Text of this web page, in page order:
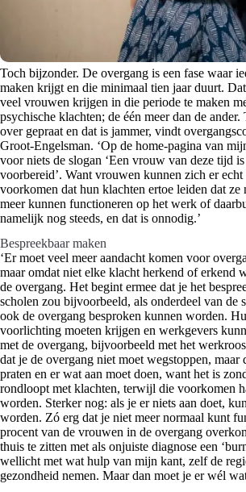
Toch bijzonder. De overgang is een fase waar
maken krijgt en die minimaal tien jaar duurt.
veel vrouwen krijgen in die periode te maken
psychische klachten; de één meer dan de
over gepraat en dat is jammer, vindt
Groot-Engelsman. ‘Op de home-pagina van
voor niets de slogan ‘Een vrouw van deze tijd
voorbereid’. Want vrouwen kunnen zich er
voorkomen dat hun klachten ertoe leiden dat
meer kunnen functioneren op het werk of
namelijk nog steeds, en dat is onnodig.’
Bespreekbaar maken
‘Er moet veel meer aandacht komen voor
maar omdat niet elke klacht herkend of erkend
de overgang. Het begint ermee dat je het
scholen zou bijvoorbeeld, als onderdeel van de
ook de overgang besproken kunnen worden.
voorlichting moeten krijgen en werkgevers
met de overgang, bijvoorbeeld met het
dat je de overgang niet moet wegstoppen, maar
praten en er wat aan moet doen, want het is
rondloopt met klachten, terwijl die voorkomen
worden. Sterker nog: als je er niets aan doet,
worden. Zó erg dat je niet meer normaal kunt
procent van de vrouwen in de overgang
thuis te zitten met als onjuiste diagnose een
wellicht met wat hulp van mijn kant, zelf de
gezondheid nemen. Maar dan moet je er wél